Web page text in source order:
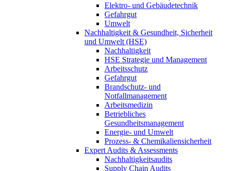
Elektro- und Gebäudetechnik
Gefahrgut
Umwelt
Nachhaltigkeit & Gesundheit, Sicherheit
und Umwelt (HSE)
Nachhaltigkeit
HSE Strategie und Management
Arbeitsschutz
Gefahrgut
Brandschutz- und
Notfallmanagement
Arbeitsmedizin
Betriebliches
Gesundheitsmanagement
Energie- und Umwelt
Prozess- & Chemikaliensicherheit
Expert Audits & Assessments
Nachhaltigkeitsaudits
Supply Chain Audits